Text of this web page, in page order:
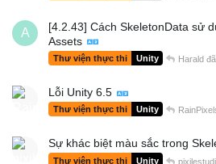
A
[4.2.43] Cách SkeletonData sử
Assets
Thư viện thực thi Unity Harald
Lỗi Unity 6.5
Thư viện thực thi Unity
Sự khác biệt màu sắc trong
Thư viện thực thi Unity